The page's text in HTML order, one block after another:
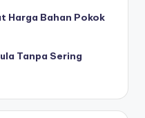
Harga Bahan Pokok
Tanpa Sering